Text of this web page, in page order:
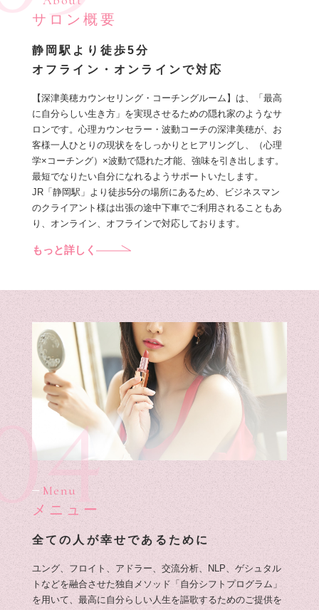
サロン概要
静岡駅より徒歩5分
オフライン・オンラインで対応
【深津美穂カウンセリング・コーチングルーム】は、「最高
に自分らしい生き方」を実現させるための隠れ家のようなサ
ロンです。心理カウンセラー・波動コーチの深津美穂が、お
客様一人ひとりの現状ををしっかりとヒアリングし、（心理
学×コーチング）×波動で隠れた才能、強味を引き出します。
最短でなりたい自分になれるようサポートいたします。
JR「静岡駅」より徒歩5分の場所にあるため、ビジネスマン
のクライアント様は出張の途中下車でご利用されることもあ
り、オンライン、オフラインで対応しております。
もっと詳しく
Menu
メニュー
全ての人が幸せであるために
ユング、フロイト、アドラー、交流分析、NLP、ゲシュタル
トなどを融合させた独自メソッド「自分シフトプログラム」
を用いて、最高に自分らしい人生を謳歌するためのご提供を